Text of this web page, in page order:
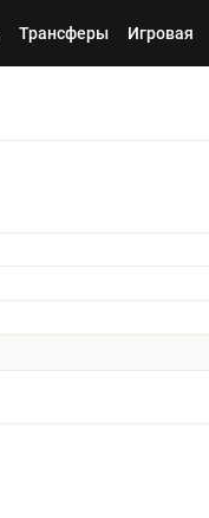
Трансферы Игровая